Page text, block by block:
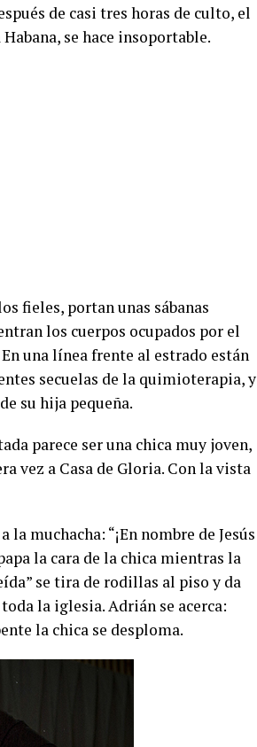
de casi tres horas de culto, el
se hace insoportable.
fieles, portan unas sábanas
los cuerpos ocupados por el
una línea frente al estrado están
secuelas de la quimioterapia, y
su hija pequeña.
parece ser una chica muy joven,
vez a Casa de Gloria. Con la vista
muchacha: “¡En nombre de Jesús
la cara de la chica mientras la
se tira de rodillas al piso y da
la iglesia. Adrián se acerca:
la chica se desploma.